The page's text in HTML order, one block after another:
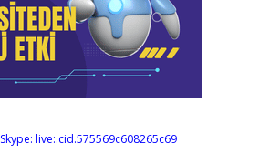
Skype: live:.cid.575569c608265c69